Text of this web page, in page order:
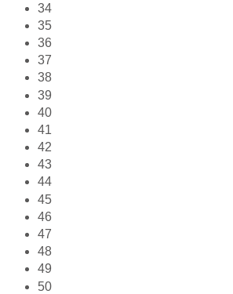
34
35
36
37
38
39
40
41
42
43
44
45
46
47
48
49
50